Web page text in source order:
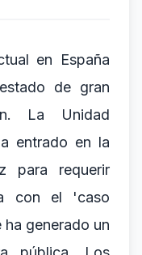
en España
de gran
La Unidad
entrado en la
para requerir
con el 'caso
generado un